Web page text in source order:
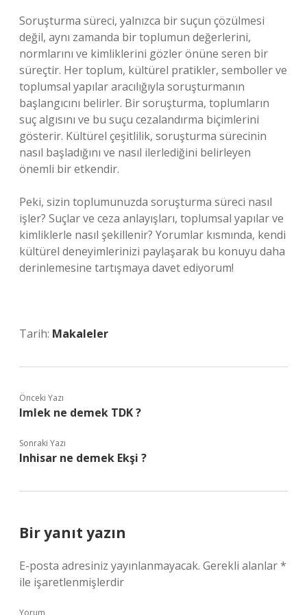
Soruşturma süreci, yalnızca bir suçun çözülmesi
değil, aynı zamanda bir toplumun değerlerini,
normlarını ve kimliklerini gözler önüne seren bir
süreçtir. Her toplum, kültürel pratikler, semboller ve
toplumsal yapılar aracılığıyla soruşturmanın
başlangıcını belirler. Bir soruşturma, toplumların
suç algısını ve bu suçu cezalandırma biçimlerini
gösterir. Kültürel çeşitlilik, soruşturma sürecinin
nasıl başladığını ve nasıl ilerlediğini belirleyen
önemli bir etkendir.
Peki, sizin toplumunuzda soruşturma süreci nasıl
işler? Suçlar ve ceza anlayışları, toplumsal yapılar ve
kimliklerle nasıl şekillenir? Yorumlar kısmında, kendi
kültürel deneyimlerinizi paylaşarak bu konuyu daha
derinlemesine tartışmaya davet ediyorum!
Tarih: Makaleler
Önceki Yazı
Imlek ne demek TDK ?
Sonraki Yazı
Inhisar ne demek Ekşi ?
Bir yanıt yazın
E-posta adresiniz yayınlanmayacak. Gerekli alanlar*
ile işaretlenmişlerdir
Yorum